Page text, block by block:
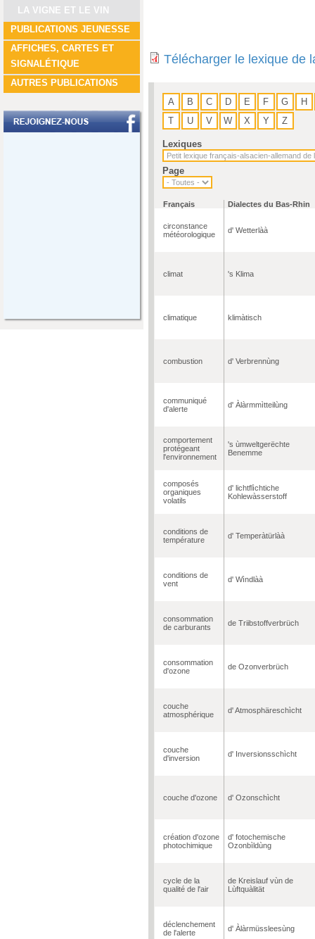
LA VIGNE ET LE VIN
PUBLICATIONS JEUNESSE
AFFICHES, CARTES ET
SIGNALÉTIQUE
AUTRES PUBLICATIONS
Télécharger le lexique de
A B C D E F G
H
T
U V W X Y Z
Lexiques
Page
Français Dialectes du Bas-Rhin
circonstance
météorologique
d' Wetterlàà
climat 's Klima
climatique klimàtisch
combustion d' Verbrennùng
communiqué
d'alerte
d' Àlàrmmìtteilùng
comportement
protégeant
l'environnement
's ùmweltgerëchte
Benemme
composés
organiques
volatils
d' lichtflìchtiche
Kohlewàsserstoff
conditions de
température
d' Temperàtürlàà
conditions de
vent
d' Wìndlàà
consommation
de carburants
de Triibstoffverbrüch
consommation
d'ozone
de Ozonverbrüch
couche
atmosphérique
d' Atmosphäreschìcht
couche
d'inversion
d' Inversionsschìcht
couche d'ozone d' Ozonschìcht
création d'ozone
photochimique
d' fotochemische
Ozonbìldùng
cycle de la
qualité de l'air
de Kreislauf vùn de
Lùftquàlität
déclenchement
de l'alerte
d' Àlàrmüssleesùng